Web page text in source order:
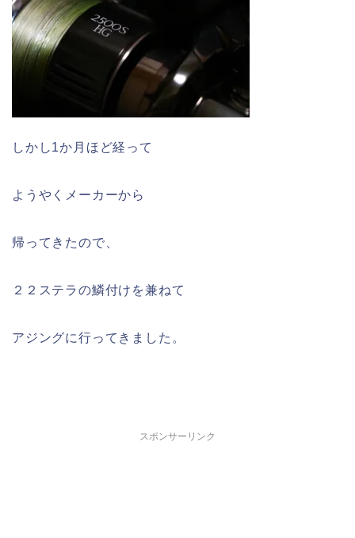
しかし1か月ほど経って
ようやくメーカーから
帰ってきたので、
２２ステラの鱗付けを兼ねて
アジングに行ってきました。
スポンサーリンク